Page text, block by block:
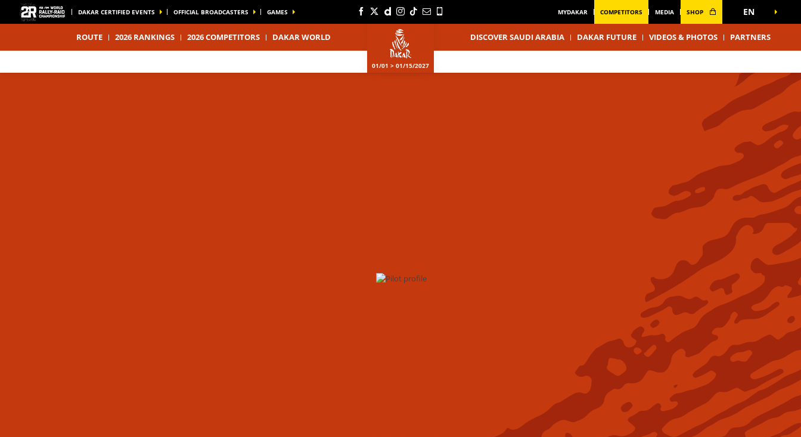
DAKAR CERTIFIED EVENTS OFFICIAL BROADCASTERS GAMES MYDAKAR COMPETITORS MEDIA SHOP EN
ROUTE 2026 RANKINGS 2026 COMPETITORS DAKAR WORLD
01/01 > 01/15/2027
DISCOVER SAUDI ARABIA DAKAR FUTURE VIDEOS & PHOTOS PARTNERS